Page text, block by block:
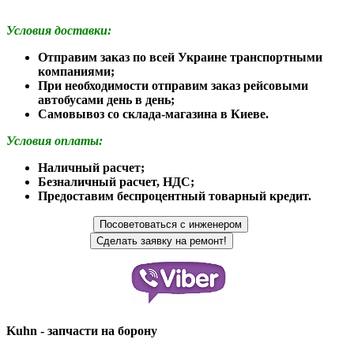
Условия доставки:
Отправим заказ по всей Украине транспортными
компаниями;
При необходимости отправим заказ рейсовыми
автобусами день в день;
Самовывоз со склада-магазина в Киеве.
Условия оплаты:
Наличный расчет;
Безналичный расчет, НДС;
Предоставим беспроцентный товарный кредит.
Kuhn - запчасти на борону